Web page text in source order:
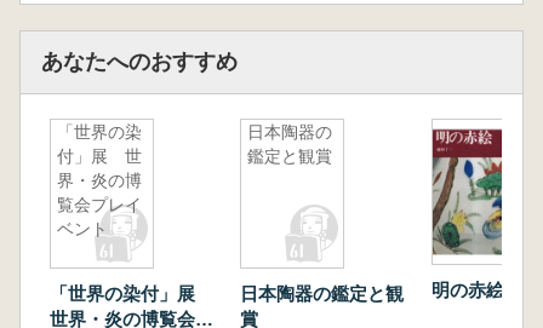
あなたへのおすすめ
「世界の染
付」展 世
界・炎の博
覧会プレイ
ベント
「世界の染付」展
世界・炎の博覧会プ
日本陶器の
鑑定と観賞
日本陶器の鑑定と観
賞
明の赤絵